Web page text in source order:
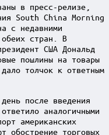
в пресс-релизе,
South China Morning
с недавними
обеих стран. В
США Дональд
пошлины на товары
толчок к ответным
после введения
аналогичными
американских
обострение торговых